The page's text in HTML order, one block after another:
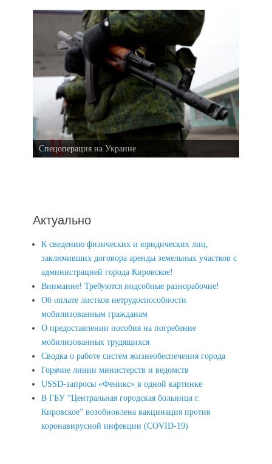
Спецоперация на Украине
Актуально
К сведению физических и юридических лиц,
заключивших договора аренды земельных участков с
администрацией города Кировское!
Внимание! Требуются подсобные разнорабочие!
Об оплате листков нетрудоспособности
мобилизованным гражданам
О предоставлении пособия на погребение
мобилизованных трудящихся
Сводка о работе систем жизнеобеспечения города
Горячие линии министерств и ведомств
USSD-запросы «Феникс» в одной картинке
В ГБУ “Центральная городская больница г.
Кировское” возобновлена вакцинация против
коронавирусной инфекции (COVID-19)